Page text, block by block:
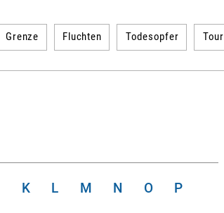
Grenze Fluchten Todesopfer Tour
K L M N O
P